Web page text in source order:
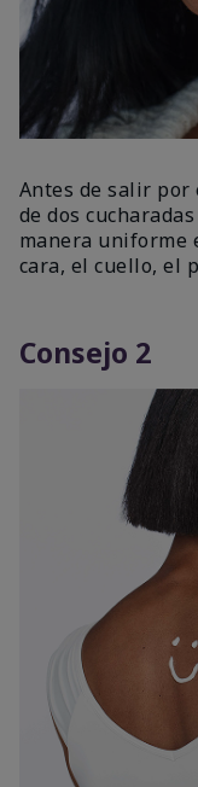
Antes de salir por
de dos
manera uniforme
cara, el cuello, el
Consejo 2